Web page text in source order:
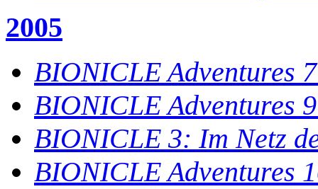
2005
BIONICLE Adventures
BIONICLE Adventures
BIONICLE 3: Im Netz
BIONICLE Adventures